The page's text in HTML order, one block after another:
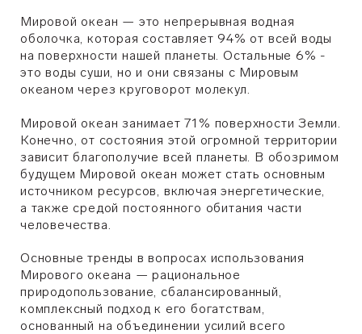
Мировой океан — это непрерывная водная
оболочка, которая составляет 94% от всей воды
на поверхности нашей планеты. Остальные 6% -
это воды суши, но и они связаны с Мировым
океаном через круговорот молекул.
Мировой океан занимает 71% поверхности Земли.
Конечно, от состояния этой огромной территории
зависит благополучие всей планеты. В обозримом
будущем Мировой океан может стать основным
источником ресурсов, включая энергетические,
а также средой постоянного обитания части
человечества.
Основные тренды в вопросах использования
Мирового океана — рациональное
природопользование, сбалансированный,
комплексный подход к его богатствам,
основанный на объединении усилий всего